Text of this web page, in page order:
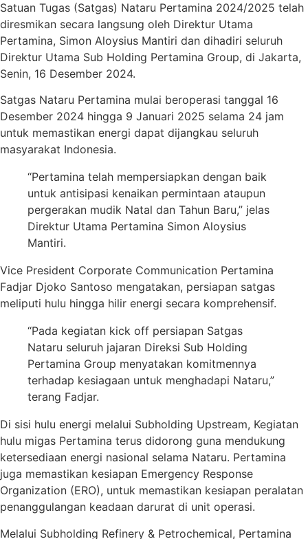
Satuan Tugas (Satgas) Nataru Pertamina 2024/2025 telah
diresmikan secara langsung oleh Direktur Utama
Pertamina, Simon Aloysius Mantiri dan dihadiri seluruh
Direktur Utama Sub Holding Pertamina Group, di Jakarta,
Senin, 16 Desember 2024.
Satgas Nataru Pertamina mulai beroperasi tanggal 16
Desember 2024 hingga 9 Januari 2025 selama 24 jam
untuk memastikan energi dapat dijangkau seluruh
masyarakat Indonesia.
“Pertamina telah mempersiapkan dengan baik
untuk antisipasi kenaikan permintaan ataupun
pergerakan mudik Natal dan Tahun Baru,” jelas
Direktur Utama Pertamina Simon Aloysius
Mantiri.
Vice President Corporate Communication Pertamina
Fadjar Djoko Santoso mengatakan, persiapan satgas
meliputi hulu hingga hilir energi secara komprehensif.
“Pada kegiatan kick off persiapan Satgas
Nataru seluruh jajaran Direksi Sub Holding
Pertamina Group menyatakan komitmennya
terhadap kesiagaan untuk menghadapi Nataru,”
terang Fadjar.
Di sisi hulu energi melalui Subholding Upstream, Kegiatan
hulu migas Pertamina terus didorong guna mendukung
ketersediaan energi nasional selama Nataru. Pertamina
juga memastikan kesiapan Emergency Response
Organization (ERO), untuk memastikan kesiapan peralatan
penanggulangan keadaan darurat di unit operasi.
Melalui Subholding Refinery & Petrochemical, Pertamina